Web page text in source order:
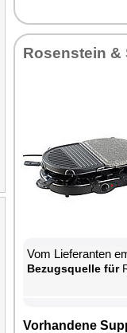
Ro­sen­stein &
Vom Lie­fe­ran­ten
Be­zugs­quel­le für
Vor­han­de­ne